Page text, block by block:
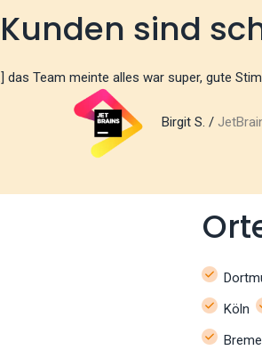
sind
das Team meinte alles war super, gute
Birgit S. /
Köln